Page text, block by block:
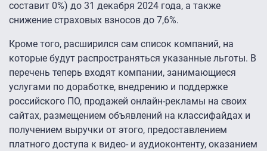
составит 0%) до 31 декабря 2024 года, а также
снижение страховых взносов до 7,6%.
Кроме того, расширился сам список компаний, на
которые будут распространяться указанные льготы. В
перечень теперь входят компании, занимающиеся
услугами по доработке, внедрению и поддержке
российского ПО, продажей онлайн-рекламы на своих
сайтах, размещением объявлений на классифайдах и
получением выручки от этого, предоставлением
платного доступа к видео- и аудиоконтенту, оказанием